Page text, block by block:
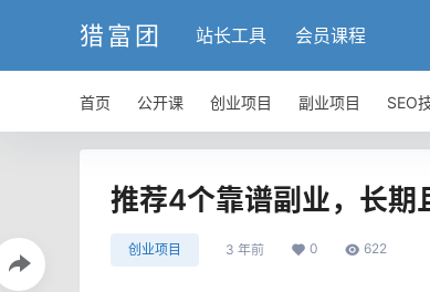
猎富团 站长工具 会员课程
首页 公开课 创业项目 副业项目 SEO
推荐4个靠谱副业，长期
创业项目 3 年前 0 622